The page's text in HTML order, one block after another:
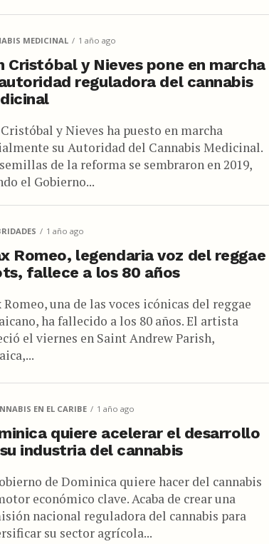
MEDICINAL 1 año ago
Cristóbal y Nieves pone en marcha
reguladora del cannabis
Cristóbal y Nieves ha puesto en marcha
su Autoridad del Cannabis Medicinal.
de la reforma se sembraron en 2019,
el Gobierno...
1 año ago
Romeo, legendaria voz del reggae
fallece a los 80 años
Romeo, una de las voces icónicas del reggae
ha fallecido a los 80 años. El artista
el viernes en Saint Andrew Parish,
EN EL CARIBE 1 año ago
quiere acelerar el desarrollo
industria del cannabis
de Dominica quiere hacer del cannabis
económico clave. Acaba de crear una
nacional reguladora del cannabis para
su sector agrícola...